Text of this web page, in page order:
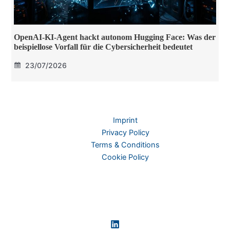
OpenAI-KI-Agent hackt autonom Hugging Face: Was der
beispiellose Vorfall für die Cybersicherheit bedeutet
23/07/2026
Imprint
Privacy Policy
Terms & Conditions
Cookie Policy